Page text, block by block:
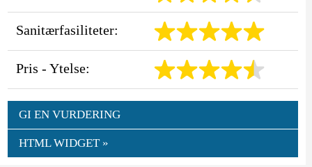
Sanitærfasiliteter:
Pris - Ytelse:
GI EN VURDERING
HTML WIDGET »